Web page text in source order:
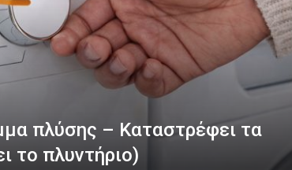
πλύσης – Καταστρέφει τα
το πλυντήριο)